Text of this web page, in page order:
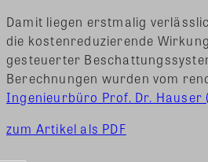
Damit liegen erstmalig
die kostenreduzierende
gesteuerter
Berechnungen wurden vom
Ingenieurbüro Prof. Dr. Hauser
zum Artikel als PDF